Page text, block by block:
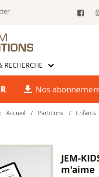
RECHERCHE
Nos
Accueil / Partitions / Enfants
JEM-
m'aime